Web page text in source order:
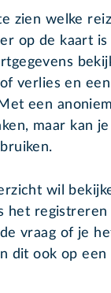
zien welke
op de kaart
verlies en
een
maar kan
wil
het registreren
vraag of je
dit ook op